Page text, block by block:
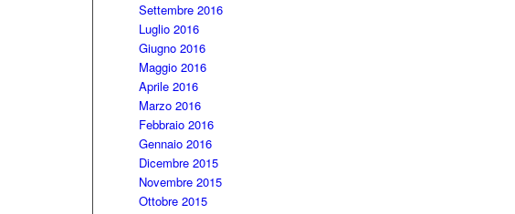
Settembre 2016
Luglio 2016
Giugno 2016
Maggio 2016
Aprile 2016
Marzo 2016
Febbraio 2016
Gennaio 2016
Dicembre 2015
Novembre 2015
Ottobre 2015